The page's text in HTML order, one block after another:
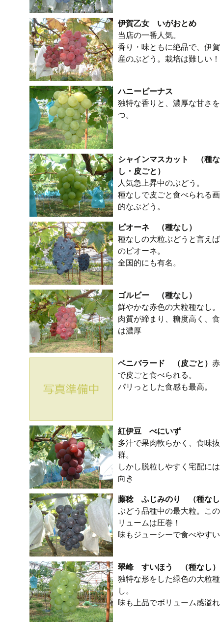
伊賀乙女 いがおとめ
当店の一番人気。
香り・味ともに絶品で、伊
産のぶどう。栽培は難しい！
ハニービーナス
独特な香りと、濃厚な甘さ
つ。
シャインマスカット （種な
し・皮ごと）
人気急上昇中のぶどう。
種なしで皮ごと食べられる
的なぶどう。
ピオーネ （種なし）
種なしの大粒ぶどうと言え
のピオーネ。
全国的にも有名。
ゴルビー （種なし）
鮮やかな赤色の大粒種なし。
肉質が締まり、糖度高く、
は濃厚
ベニバラード （皮ごと）
で皮ごと食べられる。
パリっとした食感も最高。
紅伊豆 べにいず
多汁で果肉軟らかく、食味抜
群。
しかし脱粒しやすく宅配に
向き
藤稔 ふじみのり （種な
ぶどう品種中の最大粒。こ
リュームは圧巻！
味もジューシーで食べやすい
翠峰 すいほう （種なし）
独特な形をした緑色の大粒
し。
味も上品でボリューム感溢